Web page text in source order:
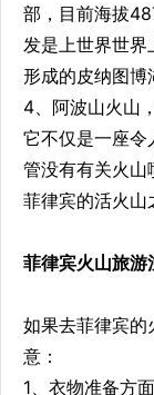
部，目前海拔
发是上世界世
形成的皮纳图博
4、阿波山火山
它不仅是一座令
管没有有关火山
菲律宾的活火山
菲律宾火山旅游
如果去菲律宾的
意：
1、衣物准备方